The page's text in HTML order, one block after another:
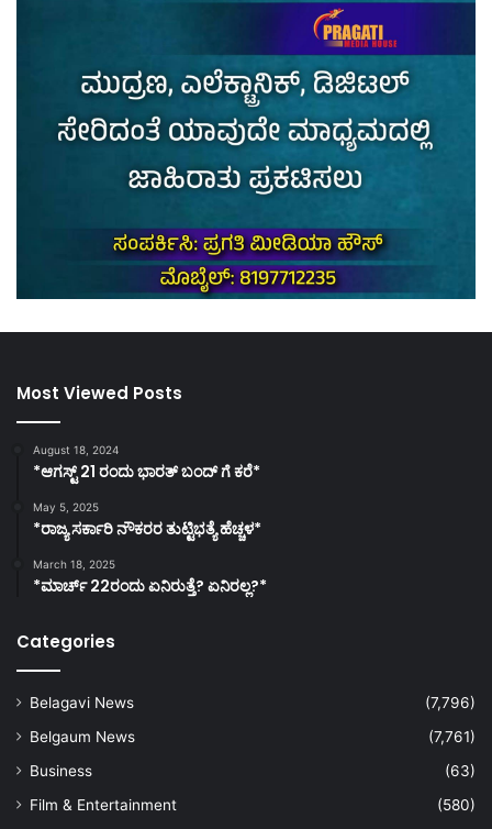
Most Viewed Posts
August 18, 2024
*ಆಗಸ್ಟ್ 21 ರಂದು ಭಾರತ್‌ ಬಂದ್‌ ಗೆ ಕರೆ*
May 5, 2025
*ರಾಜ್ಯ ಸರ್ಕಾರಿ ನೌಕರರ ತುಟ್ಟಿಭತ್ಯೆ ಹೆಚ್ಚಳ*
March 18, 2025
*ಮಾರ್ಚ್ 22ರಂದು ಏನಿರುತ್ತೆ? ಏನಿರಲ್ಲ?*
Categories
Belagavi News
(7,796)
Belgaum News
(7,761)
Business
(63)
Film & Entertainment
(580)